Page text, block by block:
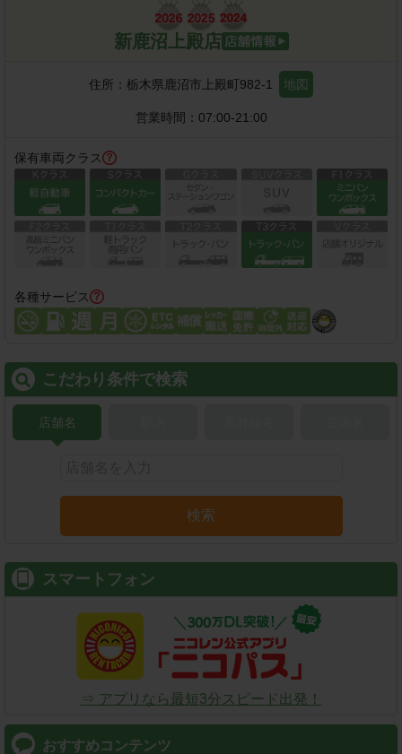
新鹿沼上殿店
住所： 栃木県鹿沼市上殿町982-1 地図
営業時間： 07:00-21:00
保有車両クラス
各種サービス
こだわり条件で検索
店舗名
検索
スマートフォン
⇒ アプリなら最短3分スピード出発！
おすすめコンテンツ